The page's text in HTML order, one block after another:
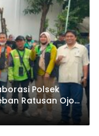
Polsek
Ratusan Ojol